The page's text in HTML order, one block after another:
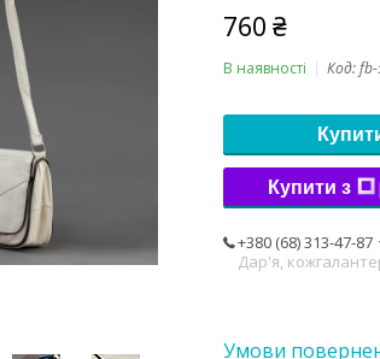
760 ₴
В наявності Код:
Купити з
+380 (68) 313-47-87
Дар'я,